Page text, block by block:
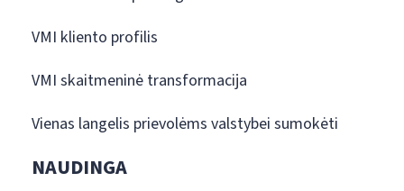
VMI kliento profilis
VMI skaitmeninė transformacija
Vienas langelis prievolėms valstybei sumokėti
NAUDINGA